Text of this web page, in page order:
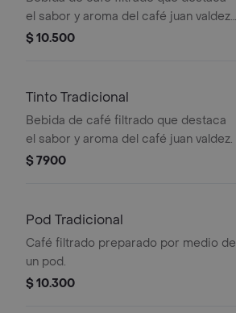
el sabor y aroma del café juan valdez,
endulzada con panela, clavos y canela.
$ 10.500
Tinto Tradicional
Bebida de café filtrado que destaca
el sabor y aroma del café juan valdez.
$ 7900
Pod Tradicional
Café filtrado preparado por medio de
un pod.
$ 10.300